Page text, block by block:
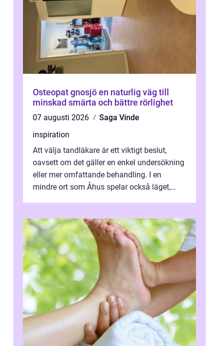
Osteopat gnosjö en naturlig väg till
minskad smärta och bättre rörlighet
07 augusti 2026
Saga Vinde
inspiration
Att välja tandläkare är ett viktigt beslut,
oavsett om det gäller en enkel undersökning
eller mer omfattande behandling. I en
mindre ort som Åhus spelar också läget,